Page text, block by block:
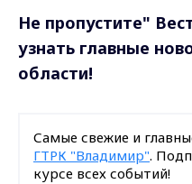
Не пропустите"
узнать главные
области!
Самые свежие и
ГТРК "Владимир".
курсе всех событий!